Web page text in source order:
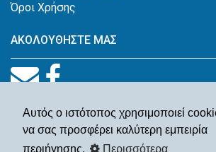
Αυτός ο ιστότοπος χρησιμοποιεί
να σας προσφέρει καλύτερη εμπειρία
περιήγησης.
Περισσότερα
Όροι Χρήσης
ΑΚΟΛΟΥΘΗΣΤΕ ΜΑΣ